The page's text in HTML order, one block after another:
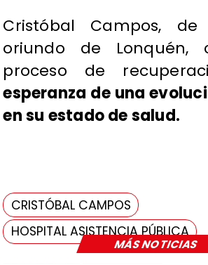
MÁS NOTICIAS
Cristóbal Campos,
oriundo de Lonquén,
proceso de
esperanza de una
en su estado de salud.
CRISTÓBAL CAMPOS
HOSPITAL ASISTENCIA PÚBLICA